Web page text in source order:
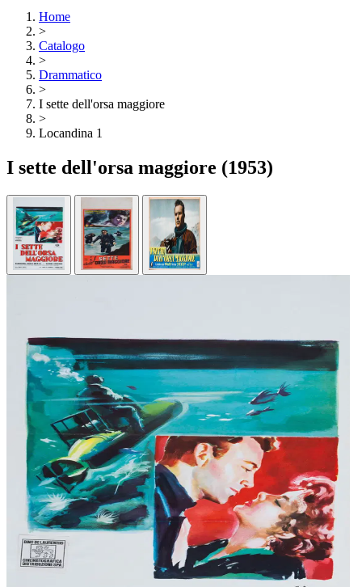
Home
>
Catalogo
>
Drammatico
>
I sette dell'orsa maggiore
>
Locandina 1
I sette dell'orsa maggiore (1953)